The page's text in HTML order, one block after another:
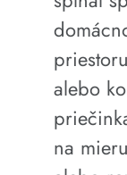
alebo
na